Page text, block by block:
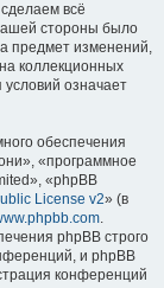
всё
стороны было
предмет изменений,
коллекционных
означает
обеспечения
«программное
«phpBB
License v2» (в
.
phpBB строго
и phpBB
конференций